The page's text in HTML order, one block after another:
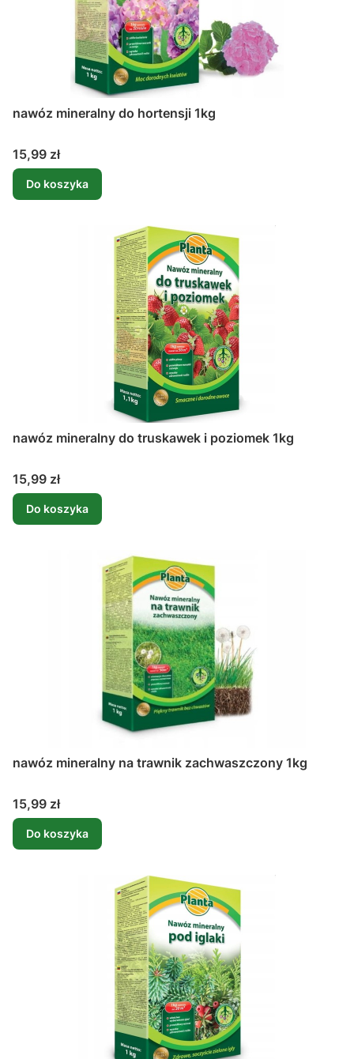
nawóz mineralny do hortensji 1kg
Cena
15,99 zł
Do koszyka
nawóz mineralny do truskawek i poziomek 1kg
Cena
15,99 zł
Do koszyka
nawóz mineralny na trawnik zachwaszczony 1kg
Cena
15,99 zł
Do koszyka